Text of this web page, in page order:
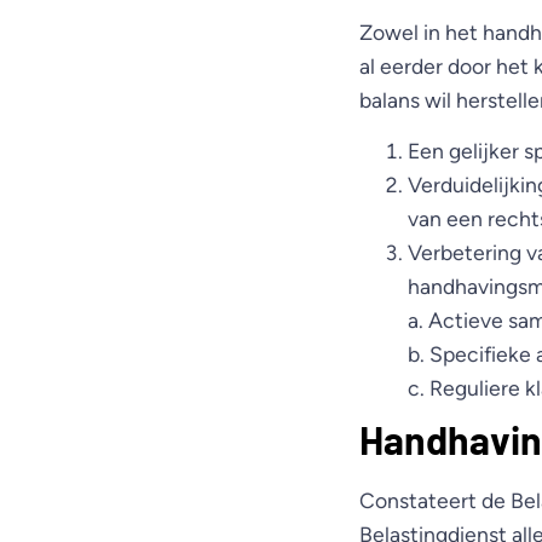
Zowel in het
al eerder door het
balans wil
Een gelijker
van een
Verbetering
a. Actieve
b. Specifieke
c. Reguliere
Constateert de
Belastingdienst